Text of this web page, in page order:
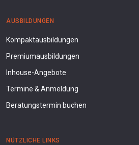
AUSBILDUNGEN
Kompaktausbildungen
Premiumausbildungen
Inhouse-Angebote
Termine & Anmeldung
Beratungstermin buchen
NÜTZLICHE LINKS